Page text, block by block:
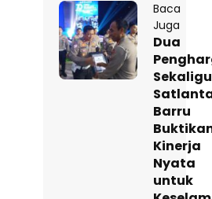
Baca
Juga
Dua
Barru
Kinerja
Nyata
untuk